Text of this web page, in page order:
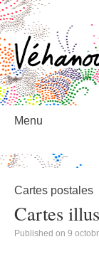
Menu
to
content
Cartes postales
Cartes
Published on 9